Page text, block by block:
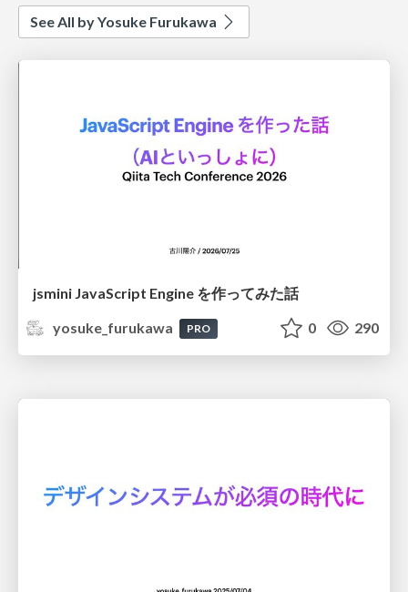
See All by Yosuke Furukawa
jsmini JavaScript Engine を作ってみた話
yosuke_furukawa
PRO 0 290